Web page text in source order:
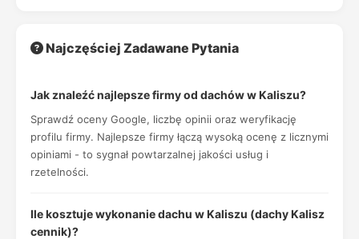
Najczęściej Zadawane Pytania
Jak znaleźć najlepsze firmy od dachów w Kaliszu?
Sprawdź oceny Google, liczbę opinii oraz weryfikację
profilu firmy. Najlepsze firmy łączą wysoką ocenę z licznymi
opiniami - to sygnał powtarzalnej jakości usług i
rzetelności.
Ile kosztuje wykonanie dachu w Kaliszu (dachy Kalisz
cennik)?